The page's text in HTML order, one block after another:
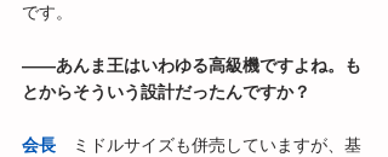
です。
――あんま王はいわゆる高級機ですよね。も
とからそういう設計だったんですか？
会長 ミドルサイズも併売していますが、基